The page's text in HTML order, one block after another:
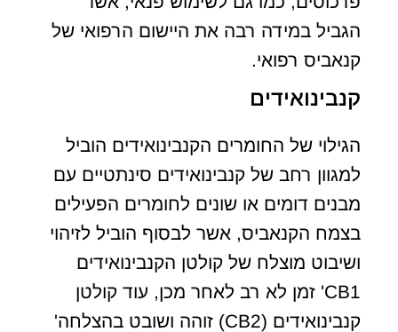
הגביל במידה רבה את היישום הרפואי של
קנאביס רפואי.
קנבינואידים
הגילוי של החומרים הקנבינואידים הוביל
למגוון רחב של קנבינואידים סינתטיים עם
מבנים דומים או שונים לחומרים הפעילים
בצמח הקנאביס, אשר לבסוף הוביל לזיהוי
ושיבוט מוצלח של קולטן הקנבינואידים
CB1' זמן לא רב לאחר מכן, עוד קולטן
קנבינואידים (CB2) זוהה ושובט בהצלחה'